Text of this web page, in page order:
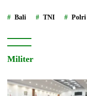
Bali TNI Polri
Militer